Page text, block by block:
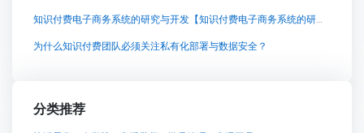
知识付费电子商务系统的研究与开发【知识付费电子商务系统的研究与开发知识付费系统系统怎么制作，知识付费系统搭建使用教程】
为什么知识付费团队必须关注私有化部署与数据安全？
分类推荐